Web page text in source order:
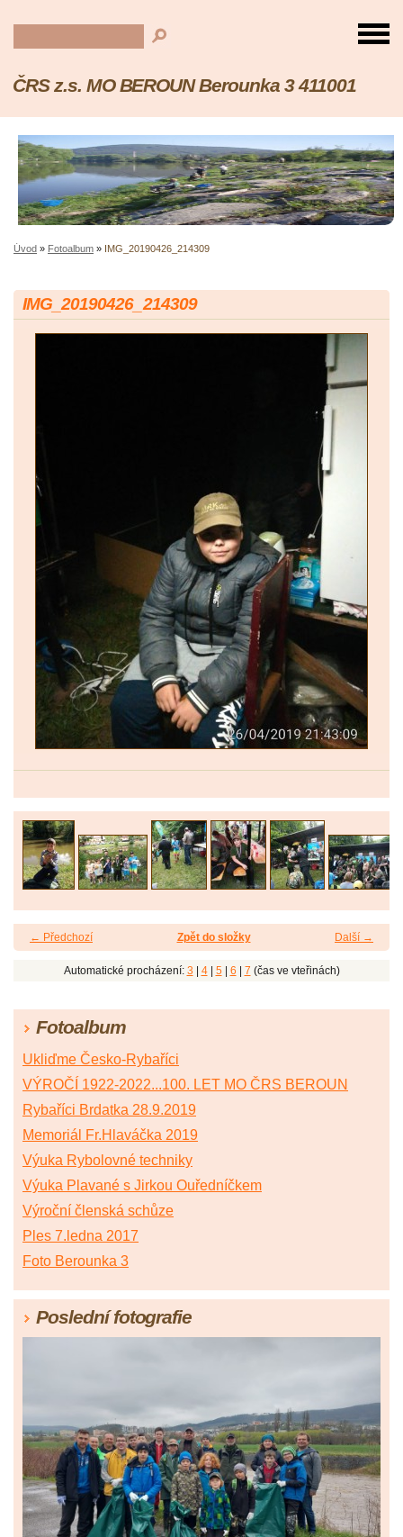
ČRS z.s. MO BEROUN Berounka 3 411001
Úvod » Fotoalbum » IMG_20190426_214309
IMG_20190426_214309
← Předchozí Další →
Zpět do složky
Automatické procházení: 3 4| 5| 6 7 (čas ve vteřinách)
Fotoalbum
Ukliďme Česko-Rybaříci
VÝROČÍ 1922-2022...100. LET MO ČRS BEROUN
Rybaříci Brdatka 28.9.2019
Memoriál Fr.Hlaváčka 2019
Výuka Rybolovné techniky
Výuka Plavané s Jirkou Ouředníčkem
Výroční členská schůze
Ples 7.ledna 2017
Foto Berounka 3
Poslední fotografie